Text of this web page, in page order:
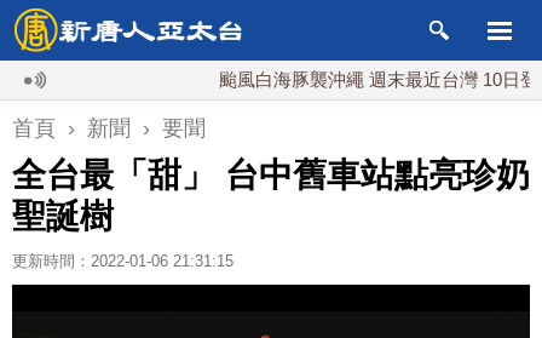
颱風白海豚襲沖繩 週末最近台灣 10日登陸浙江
首頁 › 新聞 › 要聞
全台最「甜」 台中舊車站點亮珍奶
聖誕樹
更新時間：2022-01-06 21:31:15